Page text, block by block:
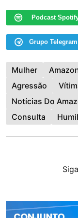
Podcast
Grupo Telegram
Mulher
Agressão
Notícias Do
Consulta